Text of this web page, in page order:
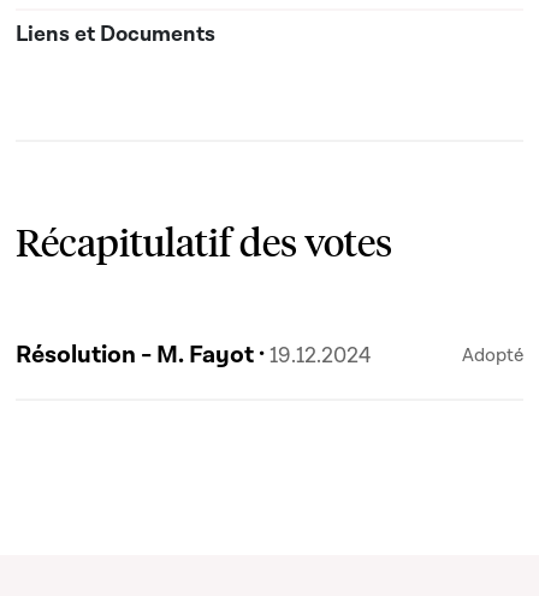
Récapitulatif des votes
Résolution - M. Fayot ·19.12.2024 Adopté